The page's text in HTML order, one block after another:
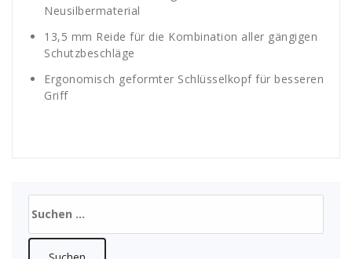
Neusilbermaterial
13,5 mm Reide für die Kombination aller gängigen
Schutzbeschläge
Ergonomisch geformter Schlüsselkopf für besseren
Griff
nach: